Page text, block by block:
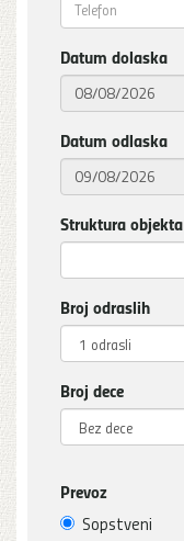
Datum dolaska
Datum odlaska
Struktura objekta
Broj odraslih
Broj dece
Prevoz
Sopstveni